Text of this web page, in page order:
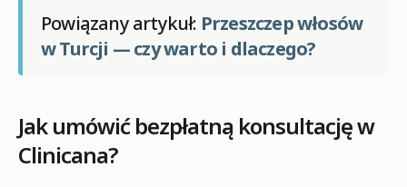
Powiązany artykuł: Przeszczep włosów
w Turcji — czy warto i dlaczego?
Jak umówić bezpłatną konsultację w
Clinicana?